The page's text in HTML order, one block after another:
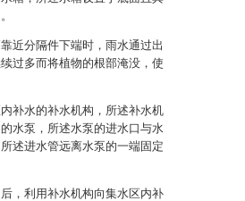
近分隔件下端时，雨水通过出
过多而将植物的根部淹没，使
补水的补水机构，所述补水机
水泵，所述水泵的进水口与水
述进水管远离水泵的一端固定
，利用补水机构向集水区内补